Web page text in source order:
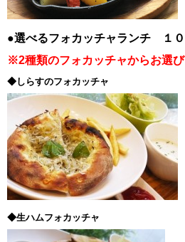
●選べるフォカッチャランチ １０
※2種類のフォカッチャからお選
◆しらすのフォカッチャ
◆生ハムフォカッチャ